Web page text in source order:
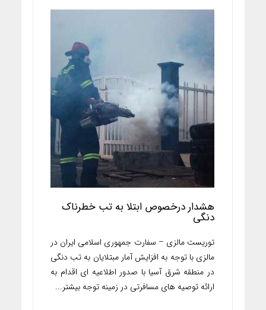
هشدار درخصوص ابتلا به تب خطرناک
دنگی
توریست مالزی – سفارت جمهوری اسلامی ایران در
مالزی با توجه به افزایش آمار مبتلایان به تب دنگی
در منطقه شرق آسیا با صدور اطلاعیه ای اقدام به
ارائه توصیه های مسافرتی در زمینه توجه بیشتر...